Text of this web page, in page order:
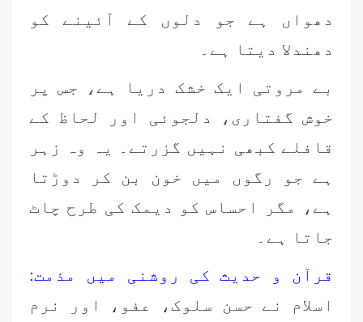
دھواں ہے جو دلوں کے آئینے کو
دھندلا دیتا ہے۔
بے مروتی ایک خشک دریا ہے، جس پر
خوش گفتاری، دلجوئی اور لحاظ کے
قافلے کبھی نہیں گزرتے۔ یہ وہ زہر
ہے جو رگوں میں خون بن کر دوڑتا
ہے، مگر احساس کو دیمک کی طرح چاٹ
جاتا ہے۔
قرآن و حدیث کی روشنی میں مذمت:
اسلام نے حسن سلوک، عفو، اور نرم